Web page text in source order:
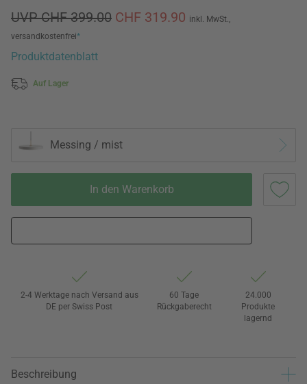
UVP CHF 399.00 CHF 319.90 inkl. MwSt.,
versandkostenfrei*
Produktdatenblatt
Auf Lager
Messing / mist
In den Warenkorb
2-4 Werktage nach Versand aus
DE per Swiss Post
60 Tage
Rückgaberecht
24.000
Produkte
lagernd
Beschreibung